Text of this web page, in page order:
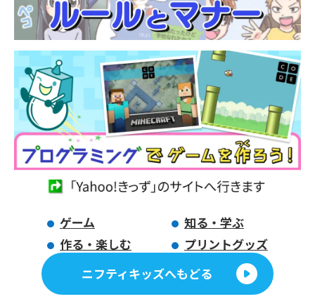
ゲーム
知る・学ぶ
作る・楽しむ
プリントグッズ
ニフティキッズへもどる